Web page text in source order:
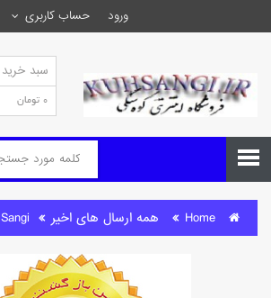
ورود حساب کاربری
سبد خرید
0 تومان
همه ارسال های اخیر Sangi